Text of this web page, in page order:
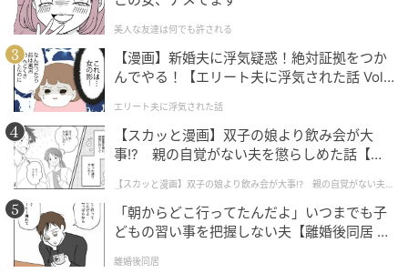
『鬼滅の刃』級のヒットでも一回こければ倒
産…現代アニメ制作が抱える“リスクの正体”
さらに、話題は現代のアニメ制作へ。かつてより是正
された部分はあるものの、リスクの大きさは変わらな
いと岡田さんは言います。たとえアニメ『鬼滅の刃』
のような社会現象を巻き起こすヒット作を作っている
スタジオであっても、次作のために莫大な借金をして
最新機材を導入しなければならず、一回でも作品が転
ければ即倒産という、超ハイリスクな博打状態なのだ
そうです。
美人な友達は何でも許される
【漫画】新婚夫に浮気疑惑！絶対証拠をつか
んでやる！【エリート夫に浮気された話 Vol.
エリート夫に浮気された話
【スカッと漫画】双子の娘より飲み会が大
事!? 親の自覚がない夫を懲らしめた話【第1
【スカッと漫画】双子の娘より飲み会が大事!? 親の自覚がない夫を
懲らしめた話
「朝からどこ行ってたんだよ」いつまでも子
どもの習い事を把握しない夫【離婚後同居 Vo
離婚後同居